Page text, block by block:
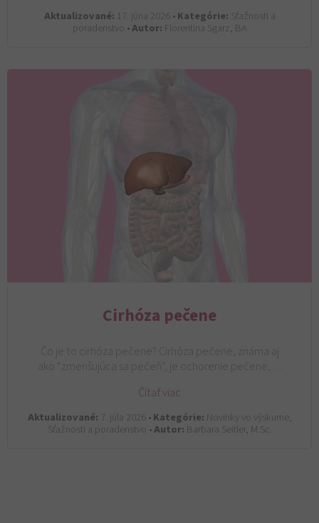
Aktualizované: 17. júna 2026 •Kategórie: Sťažnosti a
poradenstvo •Autor: Florentina Sgarz, BA
Cirhóza pečene
Čo je to cirhóza pečene? Cirhóza pečene, známa aj
ako “zmenšujúca sa pečeň”, je ochorenie pečene,…
Čítať viac
Aktualizované: 7. júla 2026 •Kategórie: Novinky vo výskume,
Sťažnosti a poradenstvo •Autor: Barbara Seitler, M.Sc.